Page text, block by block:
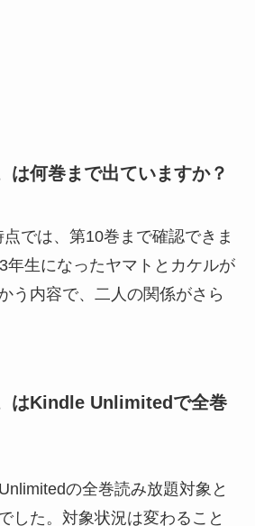
は何巻まで出ていますか？
では、第10巻まで確認できま
年生になったヤマトとカケルが
う内容で、二人の関係がさら
はKindle Unlimitedで全巻
の全巻読み放題対象と
した。対象状況は変わること